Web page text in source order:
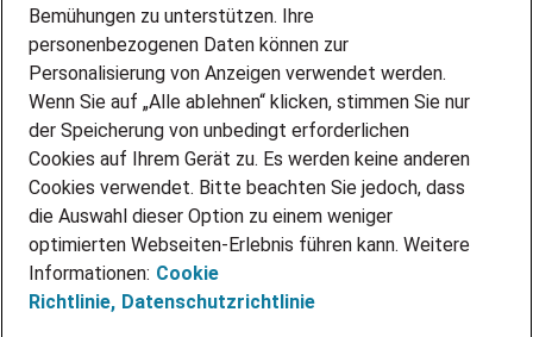
ÜBER UNS
STANDORTE
BLOG
PRESSE
KONTAKT
@Adecco 2026
IMPRESSUM
DATENSCHUTZ
Bemühungen zu unterstützen. Ihre
personenbezogenen Daten können zur
Personalisierung von Anzeigen verwendet werden.
Wenn Sie auf „Alle ablehnen“ klicken, stimmen Sie nur
der Speicherung von unbedingt erforderlichen
Cookies auf Ihrem Gerät zu. Es werden keine anderen
Cookies verwendet. Bitte beachten Sie jedoch, dass
die Auswahl dieser Option zu einem weniger
optimierten Webseiten-Erlebnis führen kann. Weitere
Informationen: Cookie
Richtlinie, Datenschutzrichtlinie